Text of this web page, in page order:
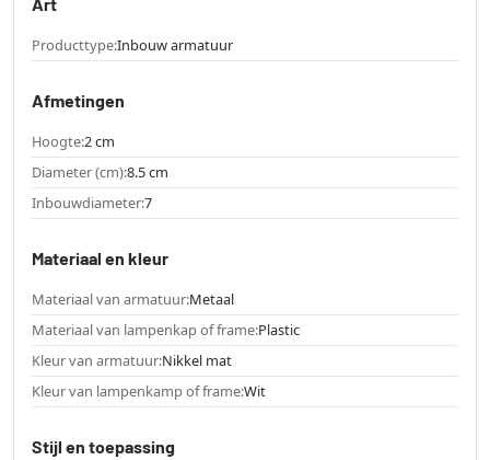
Art
Producttype:Inbouw armatuur
Afmetingen
Hoogte:2 cm
Diameter (cm):8.5 cm
Inbouwdiameter:7
Materiaal en kleur
Materiaal van armatuur:Metaal
Materiaal van lampenkap of frame:Plastic
Kleur van armatuur:Nikkel mat
Kleur van lampenkamp of frame:Wit
Stijl en toepassing